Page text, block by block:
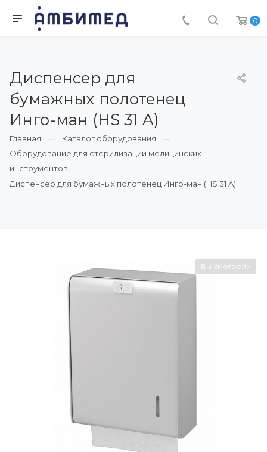
0
Диспенсер для
бумажных полотенец
Инго-ман (HS 31 A)
Главная
Каталог оборудования
Оборудование для стерилизации медицинских
инструментов
Диспенсер для бумажных полотенец Инго-ман (HS 31 A)
Вы смотрели